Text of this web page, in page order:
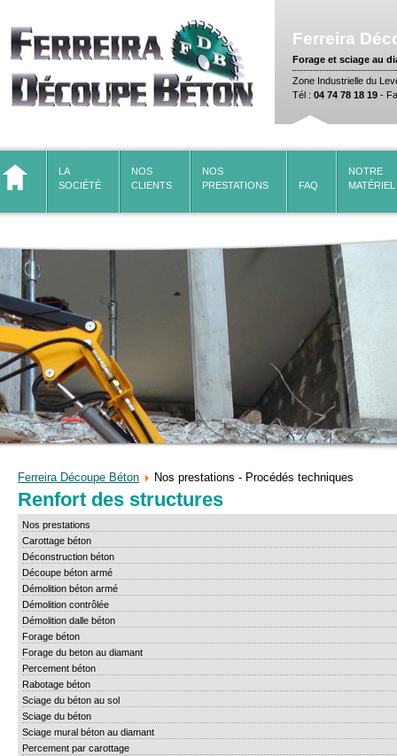
Ferreira
Forage et sciage au
Zone Industrielle du
Tél : 04 74 78 18 19 -
LA
SOCIÉTÉ
NOS
CLIENTS
NOS
PRESTATIONS
FAQ
NOTRE
MATÉRIEL
Ferreira Découpe Béton Nos prestations - Procédés techniques
Renfort des structures
Nos prestations
Carottage béton
Déconstruction béton
Découpe béton armé
Démolition béton armé
Démolition contrôlée
Démolition dalle béton
Forage béton
Forage du beton au diamant
Percement béton
Rabotage béton
Sciage du béton au sol
Sciage du béton
Sciage mural béton au diamant
Percement par carottage